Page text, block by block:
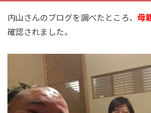
内山さんのブログを調べたところ、母
確認されました。